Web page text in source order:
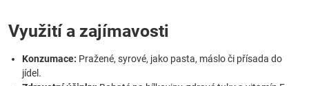
Využití a zajímavosti
Konzumace: Pražené, syrové, jako pasta, máslo či přísada do
jídel.